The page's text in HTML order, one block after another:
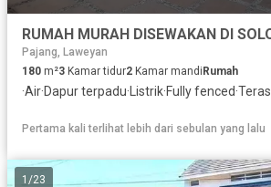
Pajang, Laweyan
180 m²3 Kamar tidur2 Kamar mandiRumah
·Air·Dapur terpadu· Listrik·Fully fenced·Teras
Pertama kali terlihat lebih dari sebulan yang lalu
1 /23